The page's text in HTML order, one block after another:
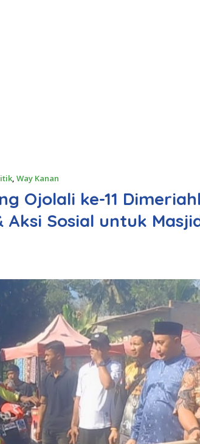
, Way Kanan
Ojolali ke-11
Sosial untuk